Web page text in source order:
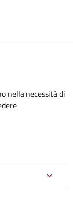
nella necessità di